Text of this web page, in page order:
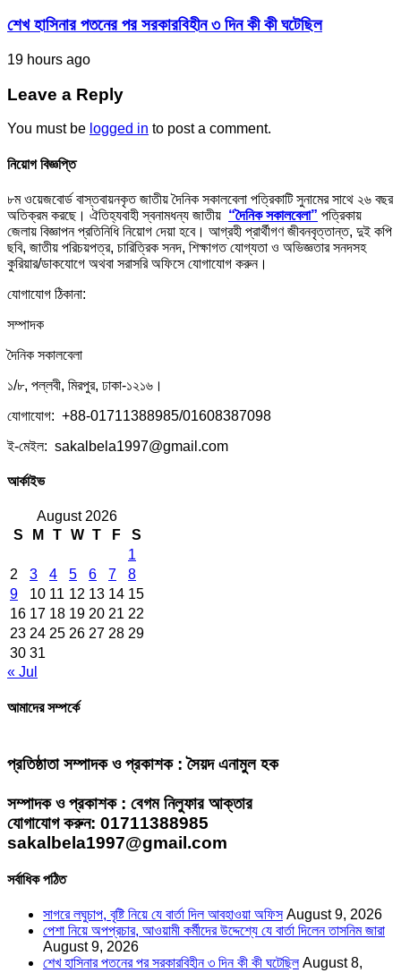
শেখ হাসিনার পতনের পর সরকারবিহীন ৩ দিন কী কী ঘটেছিল
19 hours ago
Leave a Reply
You must be logged in to post a comment.
নিয়োগ বিজ্ঞপ্তি
৮ম ওয়েজবোর্ড বাস্তবায়নকৃত জাতীয় দৈনিক সকালবেলা পত্রিকাটি সুনামের সাথে ২৬ বছর
অতিক্রম করছে। ঐতিহ্যবাহী স্বনামধন্য জাতীয় “দৈনিক সকালবেলা” পত্রিকায়
জেলায় বিজ্ঞাপন প্রতিনিধি নিয়োগ দেয়া হবে। আগ্রহী প্রার্থীগণ জীবনবৃত্তান্ত, দুই কপি
ছবি, জাতীয় পরিচয়পত্র, চারিত্রিক সনদ, শিক্ষাগত যোগ্যতা ও অভিজ্ঞতার সনদসহ
কুরিয়ার/ডাকযোগে অথবা সরাসরি অফিসে যোগাযোগ করুন।
যোগাযোগ ঠিকানা:
সম্পাদক
দৈনিক সকালবেলা
১/৮, পল্লবী, মিরপুর, ঢাকা-১২১৬।
যোগাযোগ: +88-01711388985/01608387098
ই-মেইল: sakalbela1997@gmail.com
আর্কাইভ
August 2026
S
M T W T F
S
1
2
3 4 5 6 7
8
9
10 11 12 13 14 15
16 17 18 19 20 21 22
23 24 25 26 27 28 29
30 31
« Jul
আমাদের সম্পর্কে
প্রতিষ্ঠাতা সম্পাদক ও প্রকাশক : সৈয়দ এনামুল হক
সম্পাদক ও প্রকাশক : বেগম নিলুফার আক্তার
যোগাযোগ করুন: 01711388985
sakalbela1997@gmail.com
সর্বাধিক পঠিত
সাগরে লঘুচাপ, বৃষ্টি নিয়ে যে বার্তা দিল আবহাওয়া অফিস August 9, 2026
পেশা নিয়ে অপপ্রচার, আওয়ামী কর্মীদের উদ্দেশ্যে যে বার্তা দিলেন তাসনিম জারা
August 9, 2026
শেখ হাসিনার পতনের পর সরকারবিহীন ৩ দিন কী কী ঘটেছিল August 8,